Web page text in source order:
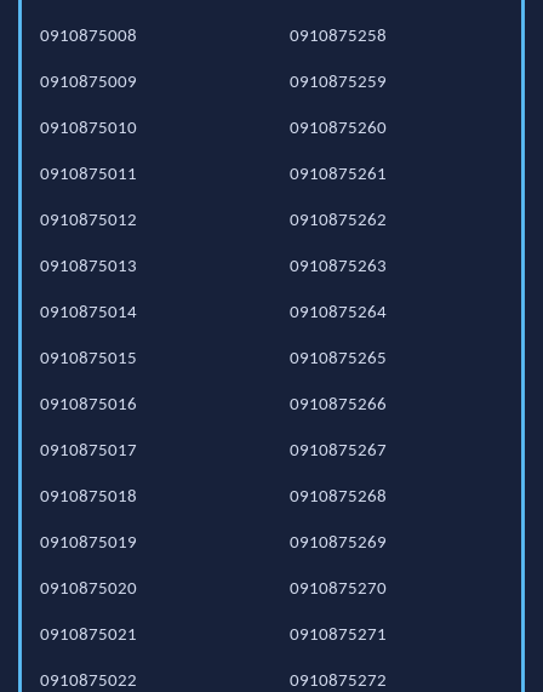
0910875008
0910875009
0910875010
0910875011
0910875012
0910875013
0910875014
0910875015
0910875016
0910875017
0910875018
0910875019
0910875020
0910875021
0910875022
0910875258
0910875259
0910875260
0910875261
0910875262
0910875263
0910875264
0910875265
0910875266
0910875267
0910875268
0910875269
0910875270
0910875271
0910875272